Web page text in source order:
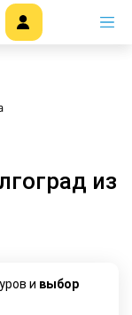
из
и выбор